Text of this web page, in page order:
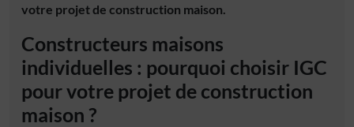
votre projet de construction maison.
Constructeurs maisons
individuelles : pourquoi choisir IGC
pour votre projet de construction
maison ?